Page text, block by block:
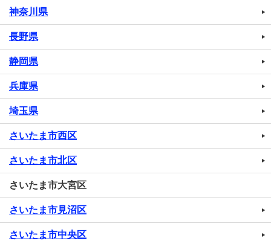
神奈川県
長野県
静岡県
兵庫県
埼玉県
さいたま市西区
さいたま市北区
さいたま市大宮区
さいたま市見沼区
さいたま市中央区